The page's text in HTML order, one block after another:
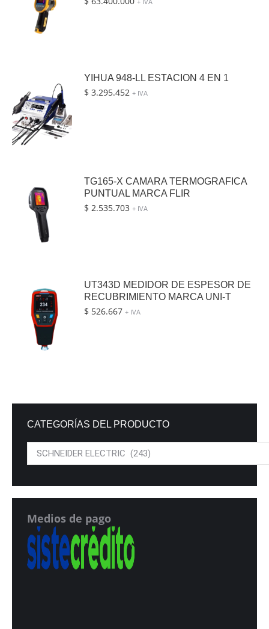
+ IVA
YIHUA 948-LL ESTACION 4 EN 1
$ 3.295.452 + IVA
TG165-X CAMARA TERMOGRAFICA
PUNTUAL MARCA FLIR
$ 2.535.703 + IVA
UT343D MEDIDOR DE ESPESOR DE
RECUBRIMIENTO MARCA UNI-T
$ 526.667 + IVA
CATEGORÍAS DEL PRODUCTO
Medios de pago